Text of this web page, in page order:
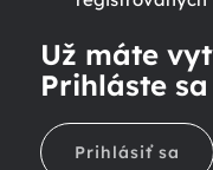
Už máte
Prihláste sa
Prihlásiť sa